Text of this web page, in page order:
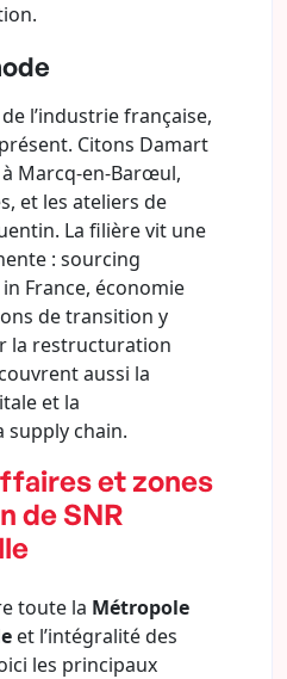
l’industrie française,
Citons Damart
Marcq-en-Barœul,
et les ateliers de
La filière vit une
: sourcing
France, économie
de transition y
la restructuration
aussi la
et la
supply chain.
et zones
de SNR
toute la Métropole
et l’intégralité des
les principaux